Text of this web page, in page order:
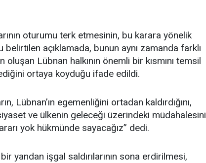
oturumu terk etmesinin, bu karara yönelik
açıklamada, bunun aynı zamanda farklı
Lübnan halkının önemli bir kısmını temsil
ortaya koyduğu ifade edildi.
Lübnan’ın egemenliğini ortadan kaldırdığını,
ve ülkenin geleceği üzerindeki müdahalesini
yok hükmünde sayacağız” dedi.
yandan işgal saldırılarının sona erdirilmesi,